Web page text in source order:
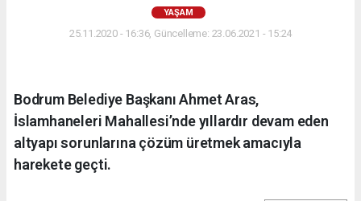
YAŞAM
25.11.2020 - 16:36, Güncelleme: 23.06.2021 - 15:24
Bodrum Belediye Başkanı Ahmet Aras,
İslamhaneleri Mahallesi’nde yıllardır devam eden
altyapı sorunlarına çözüm üretmek amacıyla
harekete geçti.